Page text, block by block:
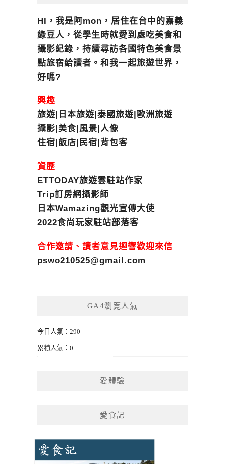
HI，我是阿mon，居住在台中的嘉義
綠豆人，從學生時就愛到處吃美食和
攝影紀錄，持續尋訪各國特色美食景
點旅宿給讀者。和我一起旅遊世界，
好嗎?
興趣
旅遊|日本旅遊|泰國旅遊|歐洲旅遊
攝影|美食|風景|人像
住宿|飯店|民宿|背包客
資歷
ETTODAY旅遊雲駐站作家
Trip訂房網攝影師
日本Wamazing觀光宣傳大使
2022食尚玩家駐站部落客
合作邀請、讀者意見迴響歡迎來信
pswo210525@gmail.com
GA4瀏覽人氣
今日人氣：290
累積人氣：0
愛體驗
愛食記